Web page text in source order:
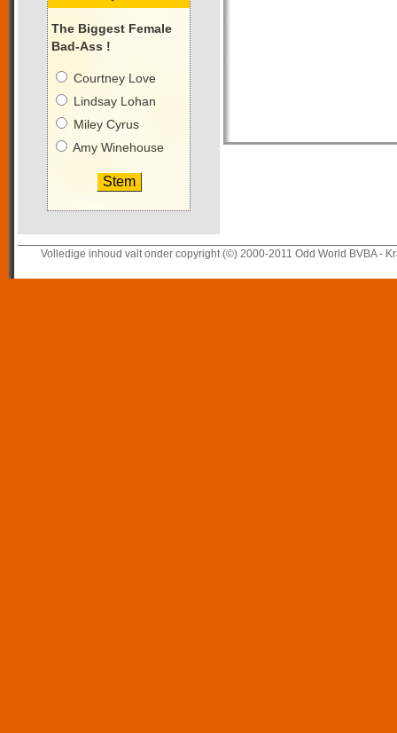
The Biggest Female
Bad-Ass !
Courtney Love
Lindsay Lohan
Miley Cyrus
Amy Winehouse
Volledige inhoud valt onder copyright (©) 2000-2011 Odd World BVBA -